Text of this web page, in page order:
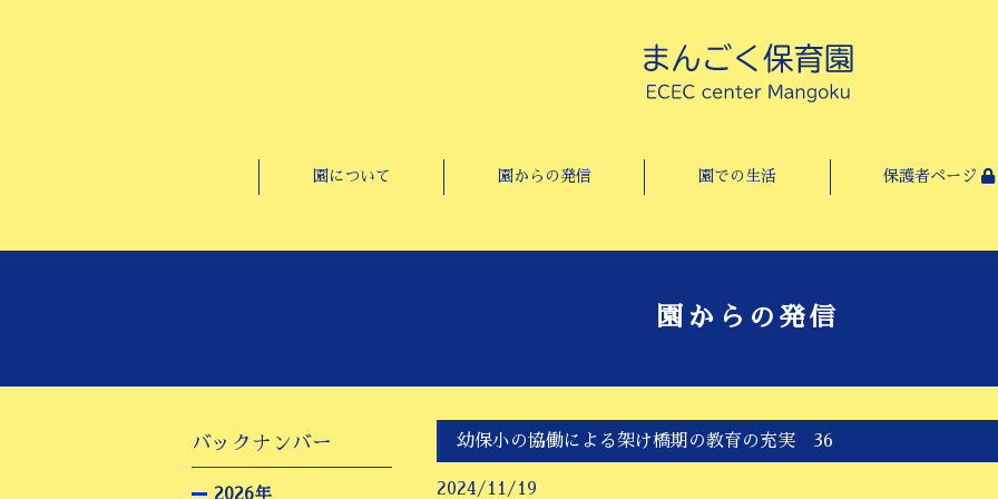
園について 園からの発信 園での生活 保護者ページ
園からの発信
幼保小の協働による架け橋期の教育の充実 36
2024/11/19
バックナンバー
2026年